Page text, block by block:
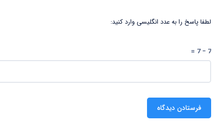
لطفا پاسخ را به عدد انگلیسی وارد کنید:
7 − 7 =